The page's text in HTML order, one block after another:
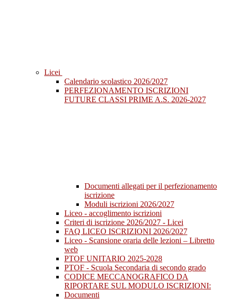
Licei
Calendario scolastico 2026/2027
PERFEZIONAMENTO ISCRIZIONI
FUTURE CLASSI PRIME A.S. 2026-2027
Documenti allegati per il perfezionamento
iscrizione
Moduli iscrizioni 2026/2027
Liceo - accoglimento iscrizioni
Criteri di iscrizione 2026/2027 - Licei
FAQ LICEO ISCRIZIONI 2026/2027
Liceo - Scansione oraria delle lezioni – Libretto
web
PTOF UNITARIO 2025-2028
PTOF - Scuola Secondaria di secondo grado
CODICE MECCANOGRAFICO DA
RIPORTARE SUL MODULO ISCRIZIONI:
Documenti